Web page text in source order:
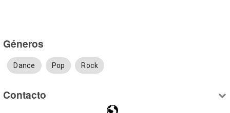
Géneros
Dance Pop Rock
Contacto